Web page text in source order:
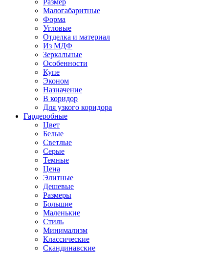
Размер
Малогабаритные
Форма
Угловые
Отделка и материал
Из МДФ
Зеркальные
Особенности
Купе
Эконом
Назначение
В коридор
Для узкого коридора
Гардеробные
Цвет
Белые
Светлые
Серые
Темные
Цена
Элитные
Дешевые
Размеры
Большие
Маленькие
Стиль
Минимализм
Классические
Скандинавские